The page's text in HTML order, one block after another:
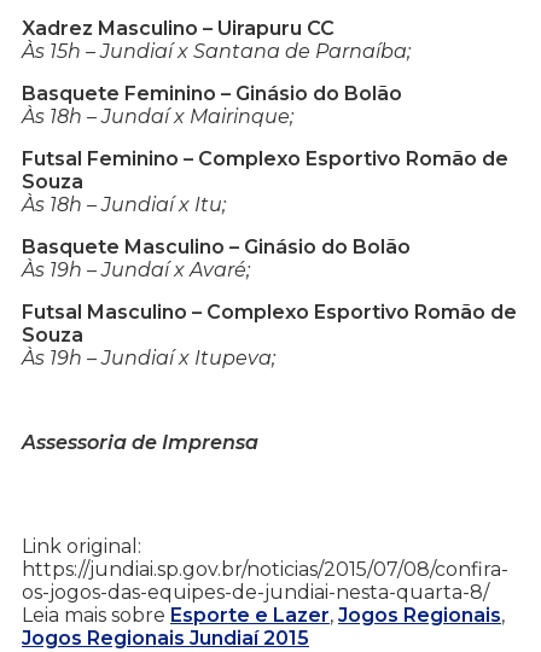
Xadrez Masculino – Uirapuru CC
Às 15h – Jundiaí x Santana de Parnaíba;
Basquete Feminino – Ginásio do Bolão
Às 18h – Jundaí x Mairinque;
Futsal Feminino – Complexo Esportivo Romão de
Souza
Às 18h – Jundiaí x Itu;
Basquete Masculino – Ginásio do Bolão
Às 19h – Jundaí x Avaré;
Futsal Masculino – Complexo Esportivo Romão de
Souza
Às 19h – Jundiaí x Itupeva;
Assessoria de Imprensa
Link original:
https://jundiai.sp.gov.br/noticias/2015/07/08/confira-
os-jogos-das-equipes-de-jundiai-nesta-quarta-8/
Leia mais sobre Esporte e Lazer, Jogos Regionais,
Jogos Regionais Jundiaí 2015